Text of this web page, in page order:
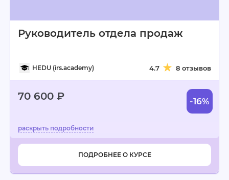
Руководитель отдела продаж
HEDU (irs.academy) 4.7 8 отзывов
70 600 ₽ -16%
ПОДРОБНЕЕ О КУРСЕ